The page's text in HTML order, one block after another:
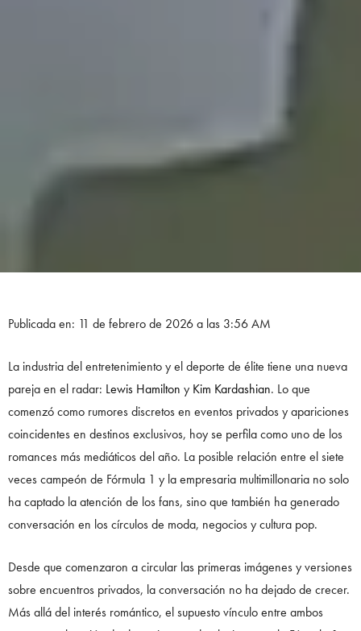
Publicada en: 11 de febrero de 2026 a las 3:56 AM
La industria del entretenimiento y el deporte de élite tiene una nueva
pareja en el radar: Lewis Hamilton y Kim Kardashian. Lo que
comenzó como rumores discretos en eventos privados y apariciones
coincidentes en destinos exclusivos, hoy se perfila como uno de los
romances más mediáticos del año. La posible relación entre el siete
veces campeón de Fórmula 1 y la empresaria multimillonaria no solo
ha captado la atención de los fans, sino que también ha generado
conversación en los círculos de moda, negocios y cultura pop.
Desde que comenzaron a circular las primeras imágenes y versiones
sobre encuentros privados, la conversación no ha dejado de crecer.
Más allá del interés romántico, el supuesto vínculo entre ambos